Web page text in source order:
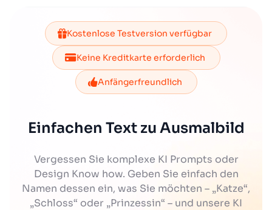
Kostenlose Testversion verfügbar
Keine Kreditkarte erforderlich
Anfängerfreundlich
Einfachen Text zu Ausmalbild
Vergessen Sie komplexe KI Prompts oder
Design Know how. Geben Sie einfach den
Namen dessen ein, was Sie möchten – „Katze“,
„Schloss“ oder „Prinzessin“ – und unsere KI